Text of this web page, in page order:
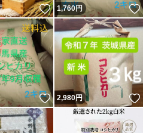
いいね！
1,760円
いいね！
2,980円